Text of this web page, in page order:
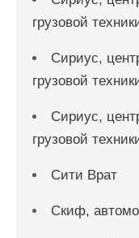
грузовой
Сириус,
грузовой
Сириус,
грузовой
Сити Врат
Скиф,